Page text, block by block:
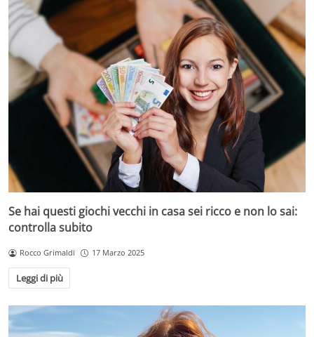
Se hai questi giochi vecchi in casa sei ricco e non lo sai:
controlla subito
Rocco Grimaldi 17 Marzo 2025
Leggi di più